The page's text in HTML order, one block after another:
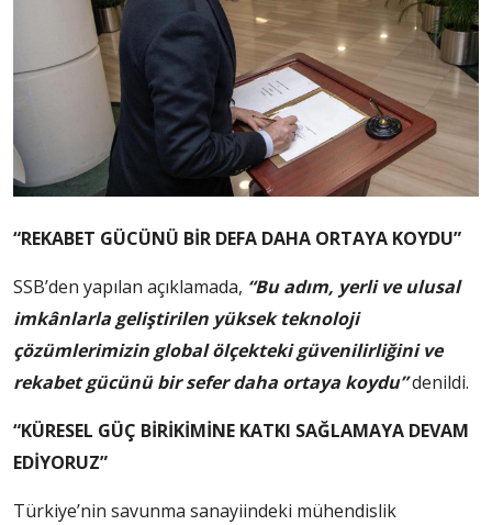
“REKABET GÜCÜNÜ BİR DEFA DAHA ORTAYA KOYDU”
SSB’den yapılan açıklamada, “Bu adım, yerli ve ulusal
imkânlarla geliştirilen yüksek teknoloji
çözümlerimizin global ölçekteki güvenilirliğini ve
rekabet gücünü bir sefer daha ortaya koydu”denildi.
“KÜRESEL GÜÇ BİRİKİMİNE KATKI SAĞLAMAYA DEVAM
EDİYORUZ”
Türkiye’nin savunma sanayiindeki mühendislik